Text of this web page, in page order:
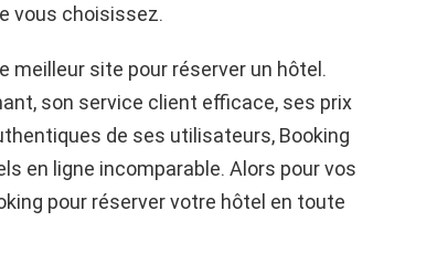
vous choisissez.
meilleur site pour réserver un hôtel.
son service client efficace, ses prix
de ses utilisateurs, Booking
en ligne incomparable. Alors pour vos
pour réserver votre hôtel en toute